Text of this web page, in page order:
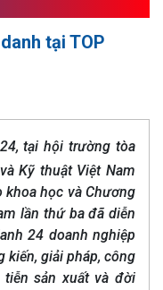
tại TOP
tại hội trường tòa
Kỹ thuật Việt Nam
khoa học và Chương
lần thứ ba đã diễn
24 doanh nghiệp
kiến, giải pháp, công
sản xuất và đời